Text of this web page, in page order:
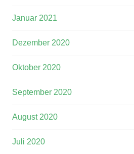
Januar 2021
Dezember 2020
Oktober 2020
September 2020
August 2020
Juli 2020